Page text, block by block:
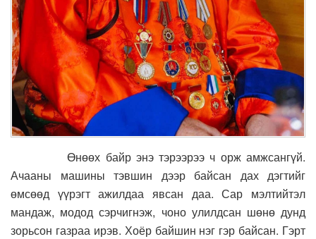
Өнөөх байр энэ тэрээрээ ч орж амжсангүй.
Ачааны машины тэвшин дээр байсан дах дэгтийг
өмсөөд үүрэгт ажилдаа явсан даа. Сар мэлтийтэл
мандаж, модод сэрчигнэж, чоно улилдсан шөнө дунд
зорьсон газраа ирэв. Хоёр байшин нэг гэр байсан. Гэрт